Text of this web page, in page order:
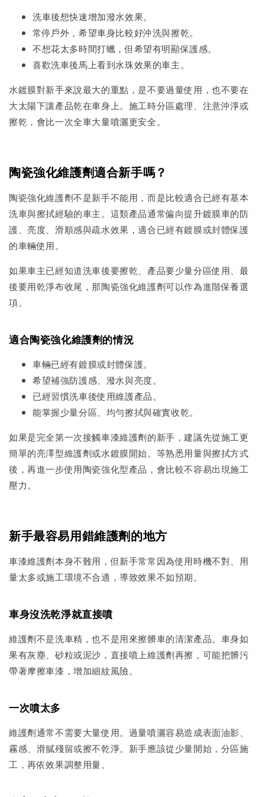
洗車後想快速增加潑水效果。
常停戶外，希望車身比較好沖洗與擦乾。
不想花太多時間打蠟，但希望有明顯保護感。
喜歡洗車後馬上看到水珠效果的車主。
水鍍膜對新手來說最大的重點，是不要過量使用，也不要在
大太陽下讓產品乾在車身上。施工時分區處理、注意沖淨或
擦乾，會比一次全車大量噴灑更安全。
陶瓷強化維護劑適合新手嗎？
陶瓷強化維護劑不是新手不能用，而是比較適合已經有基本
洗車與擦拭經驗的車主。這類產品通常偏向提升鍍膜車的防
護、亮度、滑順感與疏水效果，適合已經有鍍膜或封體保護
的車輛使用。
如果車主已經知道洗車後要擦乾、產品要少量分區使用、最
後要用乾淨布收尾，那陶瓷強化維護劑可以作為進階保養選
項。
適合陶瓷強化維護劑的情況
車輛已經有鍍膜或封體保護。
希望補強防護感、潑水與亮度。
已經習慣洗車後使用維護產品。
能掌握少量分區、均勻擦拭與確實收乾。
如果是完全第一次接觸車漆維護劑的新手，建議先從施工更
簡單的亮澤型維護劑或水鍍膜開始。等熟悉用量與擦拭方式
後，再進一步使用陶瓷強化型產品，會比較不容易出現施工
壓力。
新手最容易用錯維護劑的地方
車漆維護劑本身不難用，但新手常常因為使用時機不對、用
量太多或施工環境不合適，導致效果不如預期。
車身沒洗乾淨就直接噴
維護劑不是洗車精，也不是用來擦髒車的清潔產品。車身如
果有灰塵、砂粒或泥沙，直接噴上維護劑再擦，可能把髒污
帶著摩擦車漆，增加細紋風險。
一次噴太多
維護劑通常不需要大量使用。過量噴灑容易造成表面油影、
霧感、滑膩殘留或擦不乾淨。新手應該從少量開始，分區施
工，再依效果調整用量。